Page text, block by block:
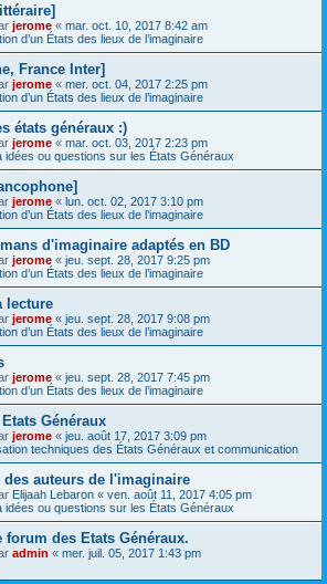
jerome « mar. oct. 10, 2017 8:42 am
d’un États des lieux de l’imaginaire
France Inter]
jerome « mer. oct. 04, 2017 2:25 pm
d’un États des lieux de l’imaginaire
états généraux :)
jerome « mar. oct. 03, 2017 2:23 pm
idées ou questions sur les États Généraux
jerome « lun. oct. 02, 2017 3:10 pm
d’un États des lieux de l’imaginaire
d'imaginaire adaptés en BD
jerome « jeu. sept. 28, 2017 9:25 pm
d’un États des lieux de l’imaginaire
lecture
jerome « jeu. sept. 28, 2017 9:08 pm
d’un États des lieux de l’imaginaire
jerome « jeu. sept. 28, 2017 7:45 pm
d’un États des lieux de l’imaginaire
Généraux
jerome « jeu. août 17, 2017 3:09 pm
techniques des États Généraux et communication
des auteurs de l'imaginaire
Elijaah Lebaron « ven. août 11, 2017 4:05 pm
idées ou questions sur les États Généraux
des Etats Généraux.
admin « mer. juil. 05, 2017 1:43 pm